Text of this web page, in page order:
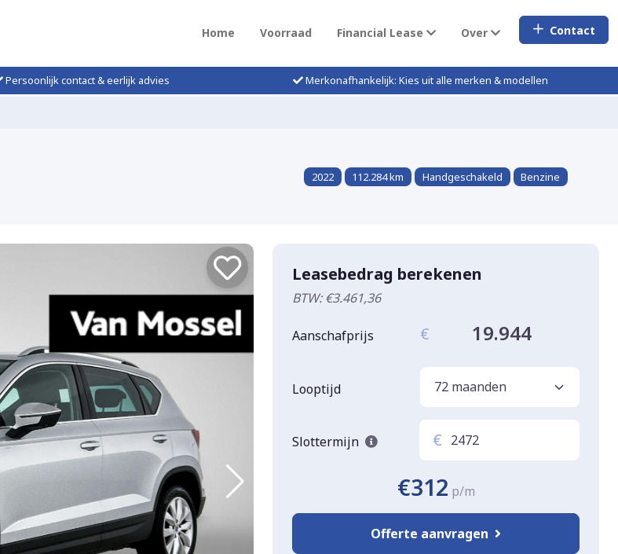
Home Voorraad Financial Lease Over Contact
Persoonlijk contact & eerlijk advies Merkonafhankelijk: Kies uit alle merken & modellen
2022 112.284 km Handgeschakeld Benzine
Leasebedrag berekenen
BTW: €3.461,36
Aanschafprijs € 19.944
Looptijd
Slottermijn €
€312 p/m
Offerte aanvragen